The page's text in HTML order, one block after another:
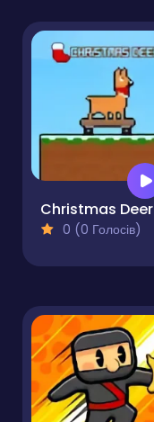
Christmas Deer
0 (0 Голосів)